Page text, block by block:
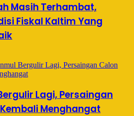
Masih Terhambat,
Fiskal Kaltim Yang
Lagi, Persaingan
Menghangat